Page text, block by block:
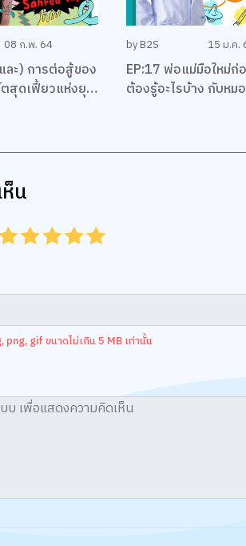
08 ก.พ. 64
ละ) การต่อสู้ของ
สุดเฟี้ยวแห่งยุค
by B2S 15 ม.ค.
EP:17 พ่อแม่มือใหม่ก่
ต้องรู้อะไรบ้าง กับหม
น
4.5
4.0
3.5
3.0
2.5
2.0
1.5
1.0
0.5
gif ขนาดไม่เกิน 5 MB เท่านั้น